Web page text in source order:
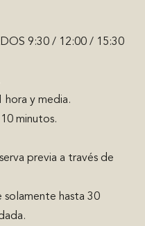
9:30 / 12:00 / 15:30
hora y media.
minutos.
previa a través de
solamente hasta 30